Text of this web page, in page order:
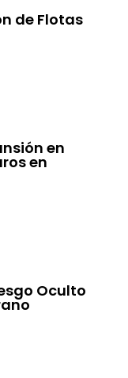
de Flotas
en
en
Oculto